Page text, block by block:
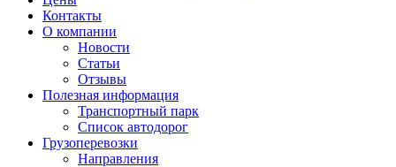
Контакты
О компании
Новости
Статьи
Отзывы
Полезная информация
Транспортный парк
Список автодорог
Грузоперевозки
Направления